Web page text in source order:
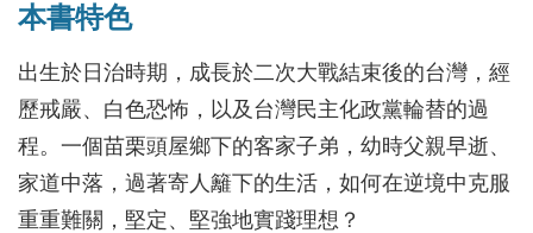
本書特色
出生於日治時期，成長於二次大戰結束後的台灣，經
歷戒嚴、白色恐怖，以及台灣民主化政黨輪替的過
程。一個苗栗頭屋鄉下的客家子弟，幼時父親早逝、
家道中落，過著寄人籬下的生活，如何在逆境中克服
重重難關，堅定、堅強地實踐理想？